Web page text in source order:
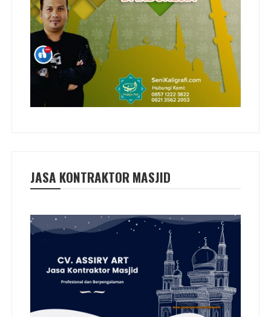
JASA KONTRAKTOR MASJID